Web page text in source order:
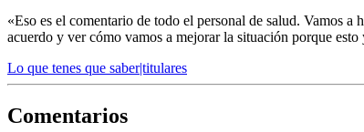
«Eso es el comentario de todo el personal de salud. Vamos a
acuerdo y ver cómo vamos a mejorar la situación porque esto
Lo que tenes que saber|titulares
Comentarios